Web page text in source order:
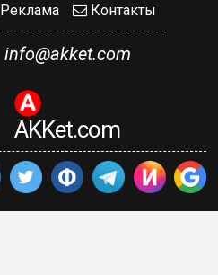
Реклама Контакты
info@akket.com
AKKet.com